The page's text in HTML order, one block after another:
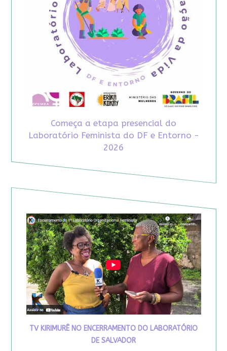
Começa a etapa presencial do
Laboratório Feminista do DF e Entorno -
2026
TV KIRIMURÊ NO ENCERRAMENTO DO LABORATÓRIO
DE SALVADOR